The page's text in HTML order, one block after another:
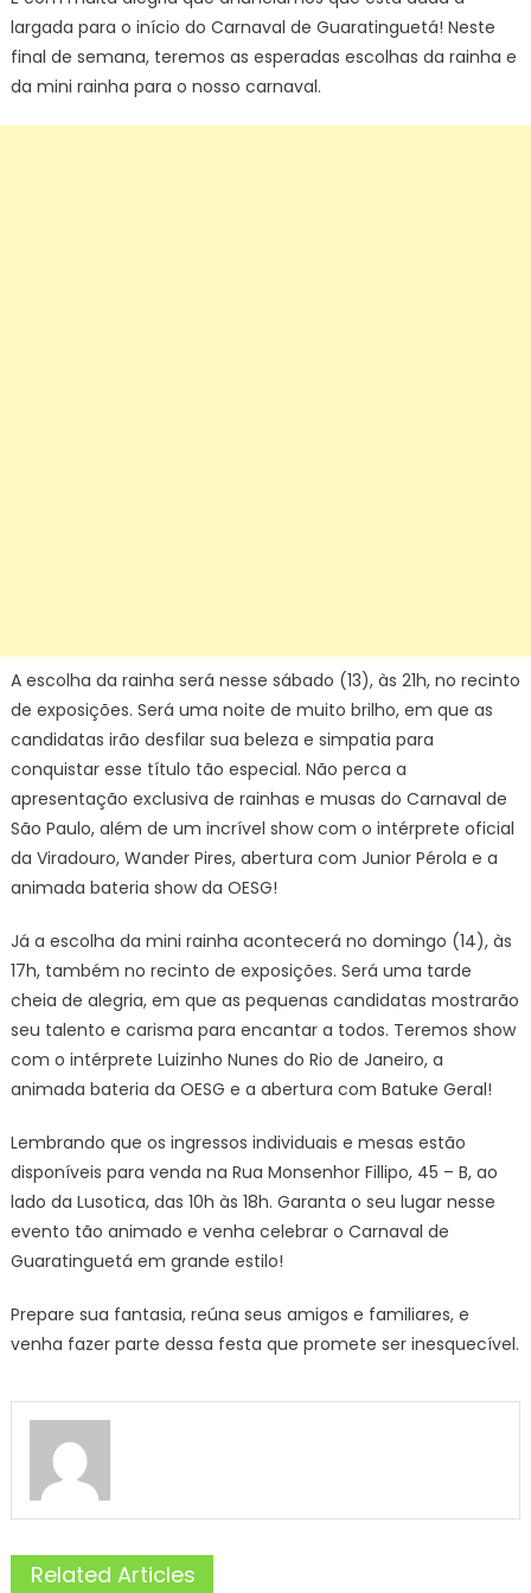
largada para o início do Carnaval de Guaratinguetá! Neste
final de semana, teremos as esperadas escolhas da rainha e
da mini rainha para o nosso carnaval.
A escolha da rainha será nesse sábado (13), às 21h, no recinto
de exposições. Será uma noite de muito brilho, em que as
candidatas irão desfilar sua beleza e simpatia para
conquistar esse título tão especial. Não perca a
apresentação exclusiva de rainhas e musas do Carnaval de
São Paulo, além de um incrível show com o intérprete oficial
da Viradouro, Wander Pires, abertura com Junior Pérola e a
animada bateria show da OESG!
Já a escolha da mini rainha acontecerá no domingo (14), às
17h, também no recinto de exposições. Será uma tarde
cheia de alegria, em que as pequenas candidatas mostrarão
seu talento e carisma para encantar a todos. Teremos show
com o intérprete Luizinho Nunes do Rio de Janeiro, a
animada bateria da OESG e a abertura com Batuke Geral!
Lembrando que os ingressos individuais e mesas estão
disponíveis para venda na Rua Monsenhor Fillipo, 45 – B, ao
lado da Lusotica, das 10h às 18h. Garanta o seu lugar nesse
evento tão animado e venha celebrar o Carnaval de
Guaratinguetá em grande estilo!
Prepare sua fantasia, reúna seus amigos e familiares, e
venha fazer parte dessa festa que promete ser inesquecível.
Related Articles